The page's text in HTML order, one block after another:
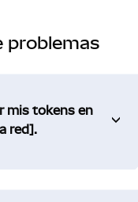
problemas
mis tokens en
red].